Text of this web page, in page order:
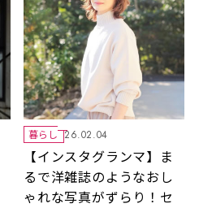
暮らし 26.02.04
【インスタグランマ】ま
るで洋雑誌のようなおし
ゃれな写真がずらり！セ